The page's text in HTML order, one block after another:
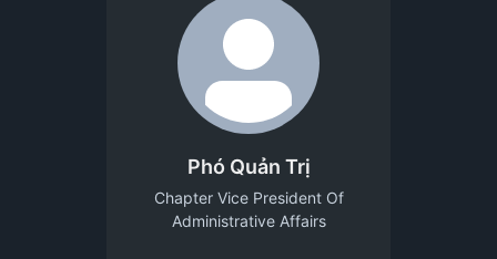
Phó Quản Trị
Chapter Vice President Of
Administrative Affairs